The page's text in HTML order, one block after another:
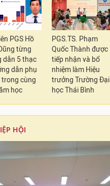
PGS Hồ
từng
dẫn 5 thạc
dẫn phụ
trong cùng
học
PGS.TS. Phạm
Quốc Thành được
tiếp nhận và bổ
nhiệm làm Hiệu
trưởng Trường Đại
học Thái Bình
HỘI